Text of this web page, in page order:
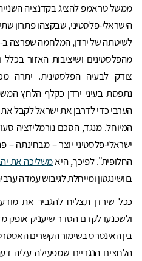
ממשל טראמפ להציג בקדנציה
הישראלי-פלסטיני, שבקצהו פתרון
מהפלסטינים ושיציבות האזור
צודק לבעיה הפלסטינית. יתרה
נתפסת בעיני ירדן כקלף הלחץ
הערבי כדי לדרבן את ישראל לקבל
המיוחל. מנגד, הסכם נורמליזציה
ישראלי-פלסטיני יוצר – מבחינתה
החלופית". לפיכך, היאמשליכה את
בוושינגטון ומייחלת לגיבוש עמדה
ככל שירדן תצליח להגביר את
ולשכנעו לקדם הסדר שיעניק אופק
בין האינטרס בשימור הקשרים
הלחצים הנגדיים שמפעילה עליה